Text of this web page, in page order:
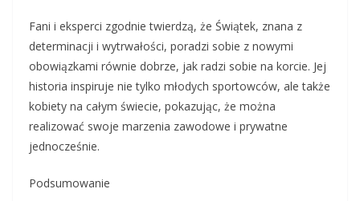
Fani i eksperci zgodnie twierdzą, że Świątek, znana z
determinacji i wytrwałości, poradzi sobie z nowymi
obowiązkami równie dobrze, jak radzi sobie na korcie. Jej
historia inspiruje nie tylko młodych sportowców, ale także
kobiety na całym świecie, pokazując, że można
realizować swoje marzenia zawodowe i prywatne
jednocześnie.
Podsumowanie